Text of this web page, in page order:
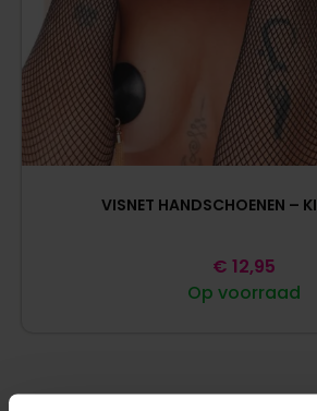
VISNET HANDSCHOENEN –
Op voorraad
€ 12,95